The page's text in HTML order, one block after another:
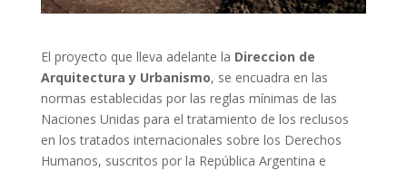
El proyecto que lleva adelante la Direccion de
Arquitectura y Urbanismo, se encuadra en las
normas establecidas por las reglas mínimas de las
Naciones Unidas para el tratamiento de los reclusos
en los tratados internacionales sobre los Derechos
Humanos, suscritos por la República Argentina e